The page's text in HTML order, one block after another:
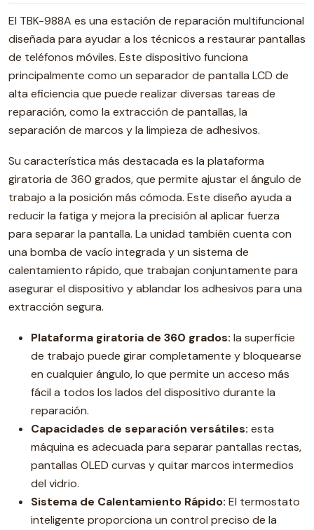
El TBK-988A es una estación de reparación multifuncional
diseñada para ayudar a los técnicos a restaurar pantallas
de teléfonos móviles. Este dispositivo funciona
principalmente como un separador de pantalla LCD de
alta eficiencia que puede realizar diversas tareas de
reparación, como la extracción de pantallas, la
separación de marcos y la limpieza de adhesivos.
Su característica más destacada es la plataforma
giratoria de 360 ​​grados, que permite ajustar el ángulo de
trabajo a la posición más cómoda. Este diseño ayuda a
reducir la fatiga y mejora la precisión al aplicar fuerza
para separar la pantalla. La unidad también cuenta con
una bomba de vacío integrada y un sistema de
calentamiento rápido, que trabajan conjuntamente para
asegurar el dispositivo y ablandar los adhesivos para una
extracción segura.
Plataforma giratoria de 360 ​​grados: la superficie
de trabajo puede girar completamente y bloquearse
en cualquier ángulo, lo que permite un acceso más
fácil a todos los lados del dispositivo durante la
reparación.
Capacidades de separación versátiles: esta
máquina es adecuada para separar pantallas rectas,
pantallas OLED curvas y quitar marcos intermedios
del vidrio.
Sistema de Calentamiento Rápido: El termostato
inteligente proporciona un control preciso de la